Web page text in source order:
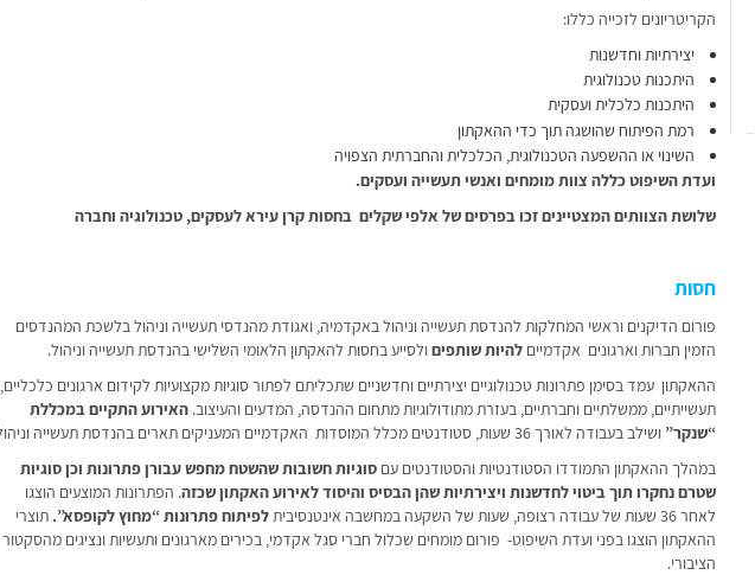
הקריטריונים לזכייה כללו:
יצירתיות וחדשנות
היתכנות טכנולוגית
היתכנות כלכלית ועסקית
רמת הפיתוח שהושגה תוך כדי ההאקתון
השינוי או ההשפעה הטכנולוגית, הכלכלית והחברתית הצפויה
ועדת השיפוט כללה צוות מומחים ואנשי תעשייה ועסקים.
שלושת הצוותים המצטיינים זכו בפרסים של אלפי שקלים בחסותקרן עירא לעסקים, טכנולוגיה וחברה
חסות
פורום הדיקנים וראשי המחלקות להנדסת תעשייה וניהול באקדמיה, ואגודת מהנדסי תעשייה וניהול בלשכת המהנדסים
הזמין חברות וארגונים אקדמיים להיות שותפיםולסייע בחסות להאקתון הלאומי השלישי בהנדסת תעשייה וניהול.
ההאקתון עמד בסימן פתרונות טכנולוגיים יצירתיים וחדשניים שתכליתם לפתור סוגיות מקצועיות לקידום ארגונים כלכליים,
תעשייתיים, ממשלתיים וחברתיים, בעזרת מתודולוגיות מתחום ההנדסה, המדעים והעיצוב. האירוע התקיים במכללת
“שנקר” ושילב בעבודה לאורך 36 שעות, סטודנטים מכלל המוסדות האקדמיים המעניקים תארים בהנדסת תעשייה וניהול.
במהלך ההאקתון התמודדו הסטודנטיות והסטודנטים עם סוגיות חשובות שהשטח מחפש עבורן פתרונות וכן סוגיות
שטרם נחקרו תוך ביטוי לחדשנות ויצירתיות שהן הבסיס והיסוד לאירוע האקתון שכזה. הפתרונות המוצעים הוצגו
לאחר 36 שעות של עבודה רצופה, שעות של השקעה במחשבה אינטנסיבית
לפיתוח פתרונות “מחוץ לקופסא”. תוצרי
ההאקתון הוצגו בפני ועדת השיפוט- פורום מומחים שכלול חברי סגל אקדמי, בכירים מארגונים ותעשיות ונציגים מהסקטור
הציבורי.